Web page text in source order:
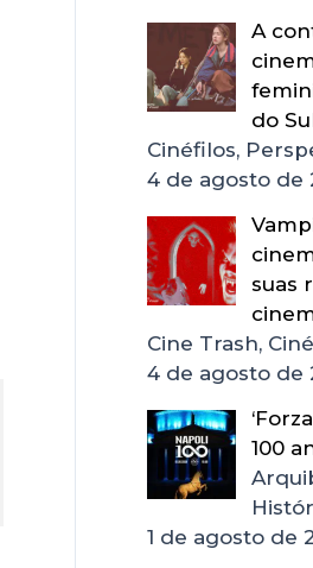
A
do
Cinéfilos,
4 de agosto de
suas
Cine Trash,
4 de agosto de
100
1 de agosto de